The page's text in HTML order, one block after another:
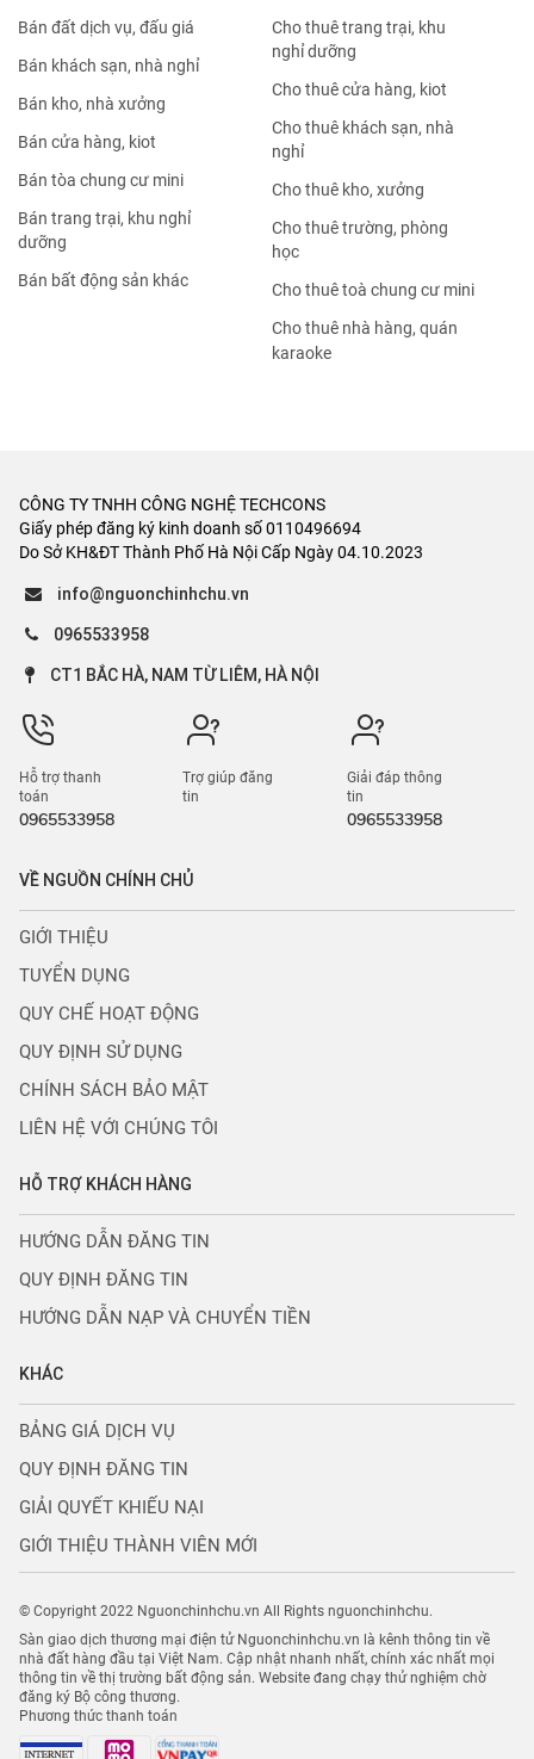
Bán đất dịch vụ, đấu giá
Bán khách sạn, nhà nghỉ
Bán kho, nhà xưởng
Bán cửa hàng, kiot
Bán tòa chung cư mini
Bán trang trại, khu nghỉ
dưỡng
Bán bất động sản khác
Cho thuê trang trại, khu
nghỉ dưỡng
Cho thuê cửa hàng, kiot
Cho thuê khách sạn, nhà
nghỉ
Cho thuê kho, xưởng
Cho thuê trường, phòng
học
Cho thuê toà chung cư mini
Cho thuê nhà hàng, quán
karaoke
CÔNG TY TNHH CÔNG NGHỆ TECHCONS
Giấy phép đăng ký kinh doanh số 0110496694
Do Sở KH&ĐT Thành Phố Hà Nội Cấp Ngày 04.10.2023
info@nguonchinhchu.vn
0965533958
CT1 BẮC HÀ, NAM TỪ LIÊM, HÀ NỘI
Hỗ trợ thanh
toán
0965533958
Trợ giúp đăng
tin
Giải đáp thông
tin
0965533958
VỀ NGUỒN CHÍNH CHỦ
GIỚI THIỆU
TUYỂN DỤNG
QUY CHẾ HOẠT ĐỘNG
QUY ĐỊNH SỬ DỤNG
CHÍNH SÁCH BẢO MẬT
LIÊN HỆ VỚI CHÚNG TÔI
HỖ TRỢ KHÁCH HÀNG
HƯỚNG DẪN ĐĂNG TIN
QUY ĐỊNH ĐĂNG TIN
HƯỚNG DẪN NẠP VÀ CHUYỂN TIỀN
KHÁC
BẢNG GIÁ DỊCH VỤ
QUY ĐỊNH ĐĂNG TIN
GIẢI QUYẾT KHIẾU NẠI
GIỚI THIỆU THÀNH VIÊN MỚI
© Copyright 2022 Nguonchinhchu.vn All Rights nguonchinhchu.
Sàn giao dịch thương mại điện tử Nguonchinhchu.vn là kênh thông tin về
nhà đất hàng đầu tại Việt Nam. Cập nhật nhanh nhất, chính xác nhất mọi
thông tin về thị trường bất động sản. Website đang chạy thử nghiệm chờ
đăng ký Bộ công thương.
Phương thức thanh toán